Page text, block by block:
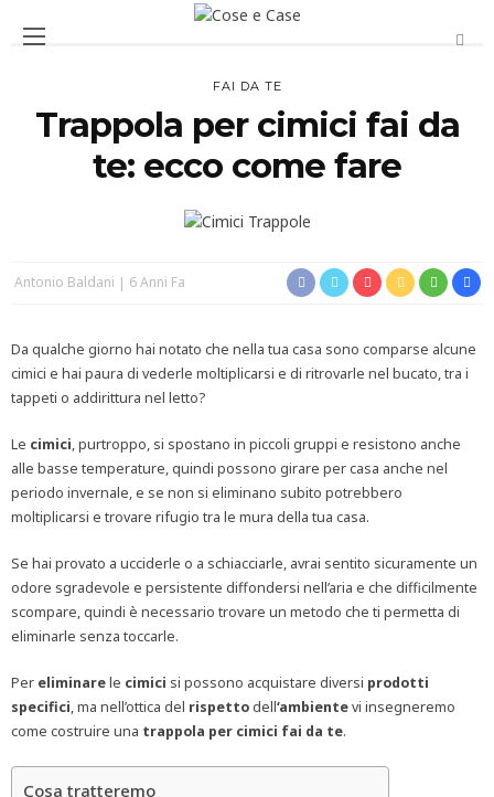
FAI DA TE
Trappola per cimici fai da
te: ecco come fare
Antonio Baldani 6 Anni Fa
Da qualche giorno hai notato che nella tua casa sono comparse alcune
cimici e hai paura di vederle moltiplicarsi e di ritrovarle nel bucato, tra i
tappeti o addirittura nel letto?
Le cimici, purtroppo, si spostano in piccoli gruppi e resistono anche
alle basse temperature, quindi possono girare per casa anche nel
periodo invernale, e se non si eliminano subito potrebbero
moltiplicarsi e trovare rifugio tra le mura della tua casa.
Se hai provato a ucciderle o a schiacciarle, avrai sentito sicuramente un
odore sgradevole e persistente diffondersi nell’aria e che difficilmente
scompare, quindi è necessario trovare un metodo che ti permetta di
eliminarle senza toccarle.
Per eliminarele cimici si possono acquistare diversi prodotti
specifici, ma nell’ottica del rispettodell‘ambientevi insegneremo
come costruire una trappola per cimici fai da te.
Cosa tratteremo